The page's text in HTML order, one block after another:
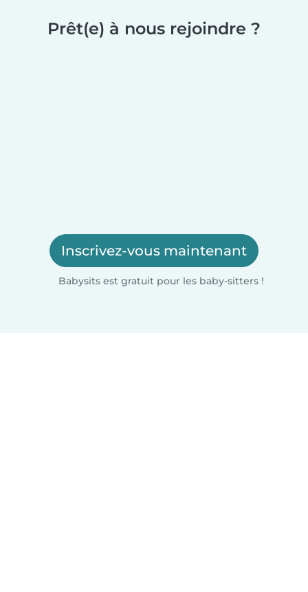
Prêt(e) à nous rejoindre ?
Inscrivez-vous maintenant
Babysits est gratuit pour les baby-sitters !